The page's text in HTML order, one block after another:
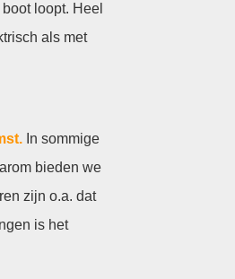
loopt. Heel
als met
In sommige
bieden we
zijn o.a. dat
is het